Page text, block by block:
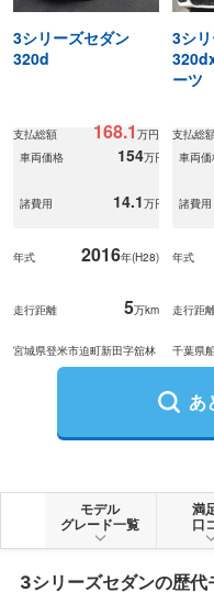
3シリーズセダン
320d
支払総額 168.1 万円
車両価格
154万円
諸費用 14.1万円
年式 2016年(H28)
走行距離 5万km
宮城県登米市迫町新田字舘林
3シ
ーツ
支払総
車両
諸費用
年式
走行距
千葉県
あ
モデル
グレード一覧
満
口
3シリーズセダンの歴代